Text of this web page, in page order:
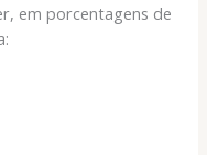
em porcentagens de